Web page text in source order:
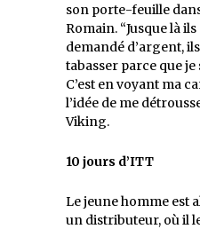
son porte-feuille
Romain. “Jusque là
demandé d’argent,
tabasser parce que
C’est en voyant ma
l’idée de me
Viking.
10 jours d’ITT
Le jeune homme est
un distributeur, où il